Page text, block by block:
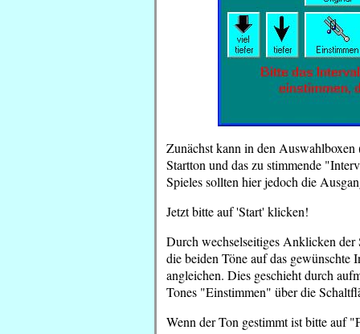
Zunächst kann in den
Startton und das zu stimmende
Spieles sollten hier jedoch die
Jetzt bitte auf 'Start' klicken!
Durch wechselseitiges Anklicken
die beiden Töne auf das gewünschte
angleichen. Dies geschieht durch
Tones "Einstimmen" über die
Wenn der Ton gestimmt ist bitte auf